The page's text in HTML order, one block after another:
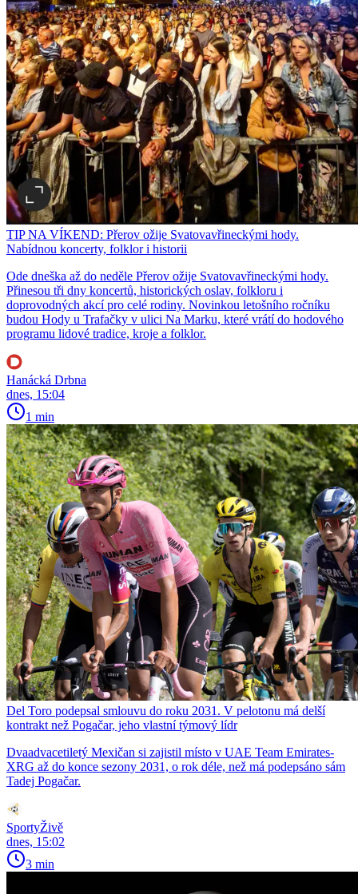
TIP NA VÍKEND: Přerov ožije Svatovavřineckými hody.
Nabídnou koncerty, folklor i historii
Ode dneška až do neděle Přerov ožije Svatovavřineckými hody.
Přinesou tři dny koncertů, historických oslav, folkloru i
doprovodných akcí pro celé rodiny. Novinkou letošního ročníku
budou Hody u Trafačky v ulici Na Marku, které vrátí do hodového
programu lidové tradice, kroje a folklor.
Hanácká Drbna
dnes, 15:04
1 min
Del Toro podepsal smlouvu do roku 2031. V pelotonu má delší
kontrakt než Pogačar, jeho vlastní týmový lídr
Dvaadvacetiletý Mexičan si zajistil místo v UAE Team Emirates-
XRG až do konce sezony 2031, o rok déle, než má podepsáno sám
Tadej Pogačar.
SportyŽivě
dnes, 15:02
3 min